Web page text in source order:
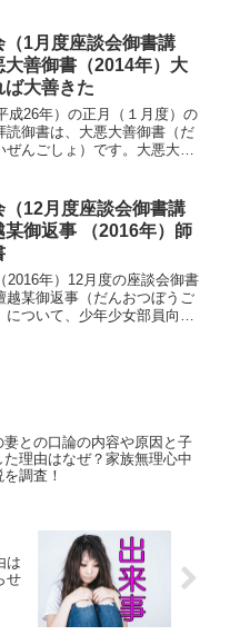
区では、私の仕事の都合で所
（1月度座談会御書講
大善御書（2014年）大
ば大善きた
成26年）の正月（１月度）の
読御書は、大悪大善御書（だ
ぜんごしょ）です。大悪大善
他国侵逼難等が現実となって
する中、...
（12月度座談会御書講
某御返事 （2016年）師
2016年）12月度の座談会御書
越某御返事（だんおつぼうご
について、少年少女部員向け
妻との口論の内容や原因と子
た理由はなぜ？家族無理心中
調査！
は
せ